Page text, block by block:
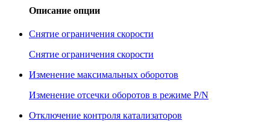
Описание опции
Снятие ограничения скорости
Снятие ограничения скорости
Изменение максимальных оборотов
Изменение отсечки оборотов в режиме P/N
Отключение контроля катализаторов